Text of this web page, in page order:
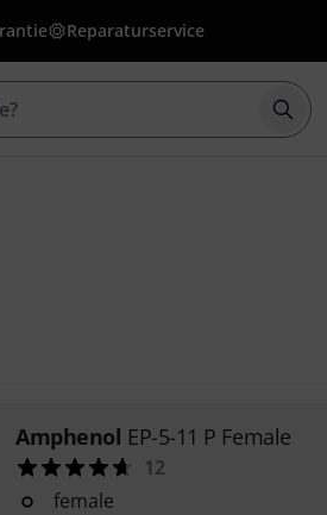
Reparaturservice
Amphenol EP-5-11 P Female
12
female